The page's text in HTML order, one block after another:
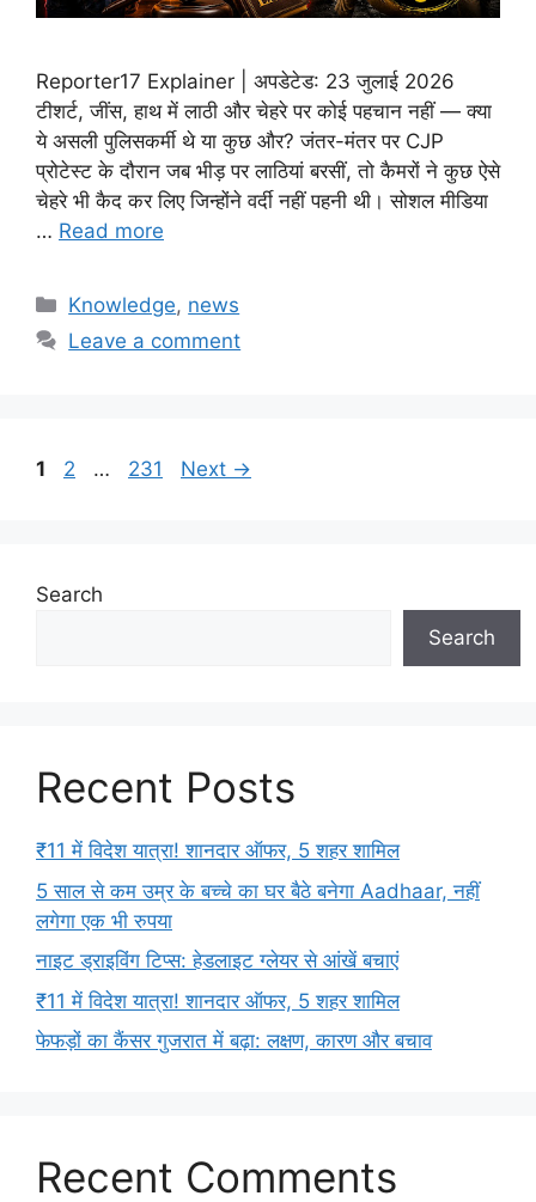
Reporter17 Explainer | अपडेटेड: 23 जुलाई 2026
टीशर्ट, जींस, हाथ में लाठी और चेहरे पर कोई पहचान नहीं — क्या
ये असली पुलिसकर्मी थे या कुछ और? जंतर-मंतर पर CJP
प्रोटेस्ट के दौरान जब भीड़ पर लाठियां बरसीं, तो कैमरों ने कुछ ऐसे
चेहरे भी कैद कर लिए जिन्होंने वर्दी नहीं पहनी थी। सोशल मीडिया
… Read more
Categories
Knowledge, news
Leave a comment
Page
1 Page
2 … Page
231 Next →
Search
Search
Recent Posts
₹11 में विदेश यात्रा! शानदार ऑफर, 5 शहर शामिल
5 साल से कम उम्र के बच्चे का घर बैठे बनेगा Aadhaar, नहीं
लगेगा एक भी रुपया
नाइट ड्राइविंग टिप्स: हेडलाइट ग्लेयर से आंखें बचाएं
₹11 में विदेश यात्रा! शानदार ऑफर, 5 शहर शामिल
फेफड़ों का कैंसर गुजरात में बढ़ा: लक्षण, कारण और बचाव
Recent Comments